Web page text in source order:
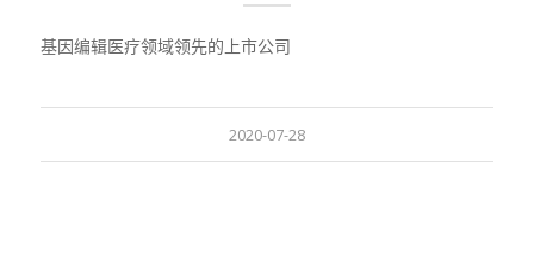
基因编辑医疗领域领先的上市公司
2020-07-28